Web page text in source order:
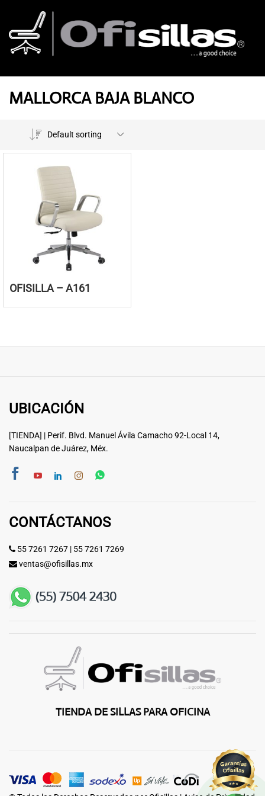
MALLORCA BAJA BLANCO
Default sorting
OFISILLA – A161
UBICACIÓN
[TIENDA] | Perif. Blvd. Manuel Ávila Camacho 92-Local 14,
Naucalpan de Juárez, Méx.
CONTÁCTANOS
55 7261 7267 | 55 7261 7269
ventas@ofisillas.mx
TIENDA DE SILLAS PARA OFICINA